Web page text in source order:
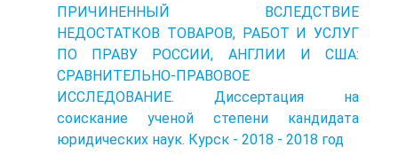
ПРИЧИНЕННЫЙ ВСЛЕДСТВИЕ
НЕДОСТАТКОВ ТОВАРОВ, РАБОТ И УСЛУГ
ПО ПРАВУ РОССИИ, АНГЛИИ И США:
СРАВНИТЕЛЬНО-ПРАВОВОЕ
ИССЛЕДОВАНИЕ. Диссертация на
соискание ученой степени кандидата
юридических наук. Курск - 2018 - 2018 год